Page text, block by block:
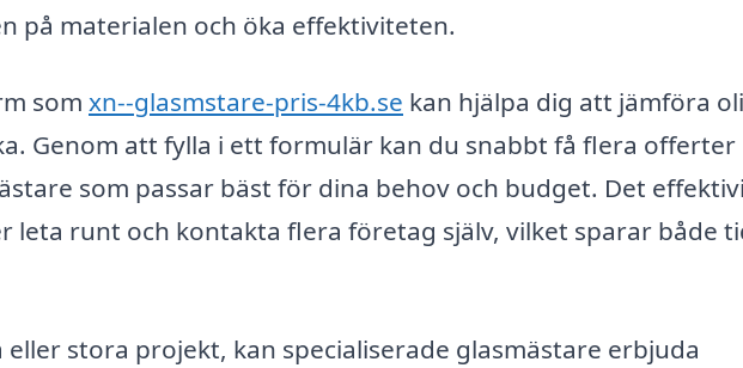
på materialen och öka effektiviteten.
som xn--glasmstare-pris-4kb.se kan hjälpa dig att jämföra
Genom att fylla i ett formulär kan du snabbt få flera offerter
som passar bäst för dina behov och budget. Det
leta runt och kontakta flera företag själv, vilket sparar både
stora projekt, kan specialiserade glasmästare erbjuda